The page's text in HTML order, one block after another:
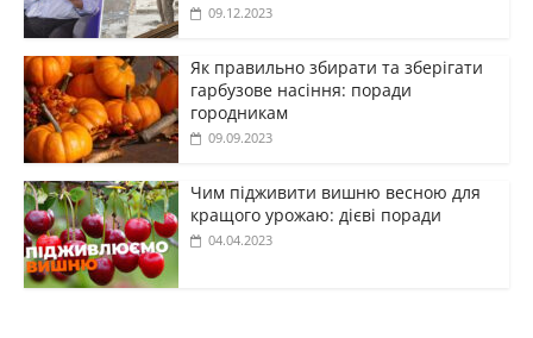
09.12.2023
Як правильно збирати та зберігати
гарбузове насіння: поради
городникам
09.09.2023
Чим підживити вишню весною для
кращого урожаю: дієві поради
04.04.2023